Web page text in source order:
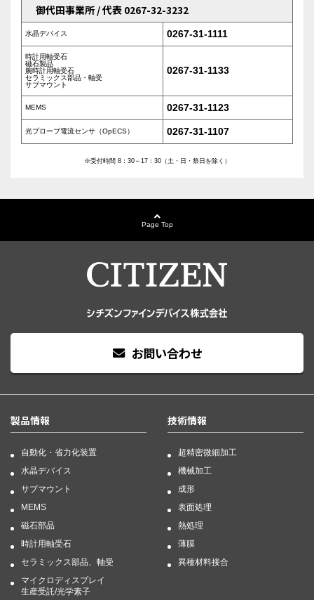
御代田事業所 / 代表 0267-32-3232
水晶デバイス 0267-31-1111
時計用軸受石
磁石製品
腕時計用軸受石
セラミックス部品・軸受
サブマウント
0267-31-1133
MEMS 0267-31-1123
光プローブ電流センサ（OpECS） 0267-31-1107
※受付時間 8：30～17：30（土・日・祭日を除く）
Page Top
お問い合わせ
製品情報
自動化・省力化装置
水晶デバイス
サブマウント
MEMS
磁石部品
時計用軸受石
セラミックス部品、軸受
マイクロディスプレイ
生産受託/光学素子
技術情報
超精密微細加工
機械加工
成形
表面処理
熱処理
薄膜
異種材料接合